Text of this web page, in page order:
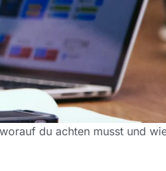
du achten musst und